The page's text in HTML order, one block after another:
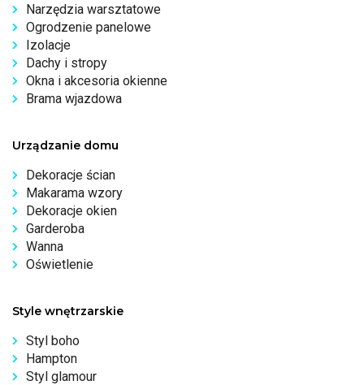
Narzędzia warsztatowe
Ogrodzenie panelowe
Izolacje
Dachy i stropy
Okna i akcesoria okienne
Brama wjazdowa
Urządzanie domu
Dekoracje ścian
Makarama wzory
Dekoracje okien
Garderoba
Wanna
Oświetlenie
Style wnętrzarskie
Styl boho
Hampton
Styl glamour